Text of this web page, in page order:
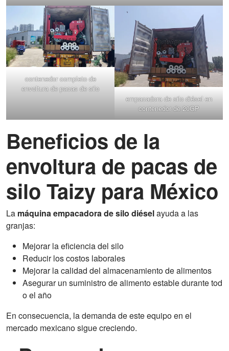
contenedor completo de
envoltura de pacas de silo
empacadora de silo diésel en
contenedor de 20GP
Beneficios de la
envoltura de pacas de
silo Taizy para México
La máquina empacadora de silo diéselayuda a las
granjas:
Mejorar la eficiencia del silo
Reducir los costos laborales
Mejorar la calidad del almacenamiento de alimentos
Asegurar un suministro de alimento estable durante tod
o el año
En consecuencia, la demanda de este equipo en el
mercado mexicano sigue creciendo.